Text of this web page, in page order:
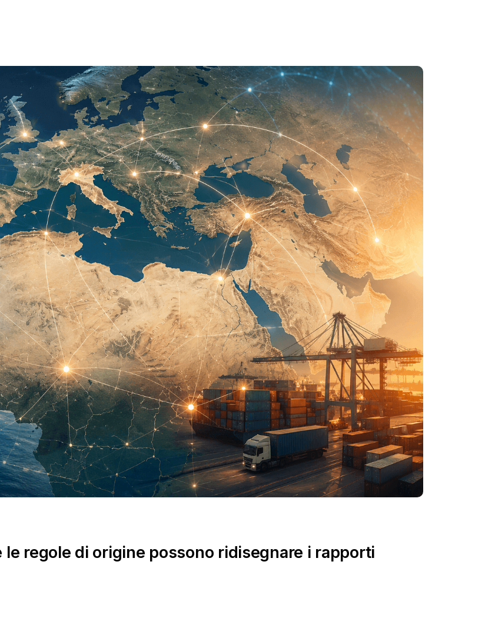
le regole di origine possono ridisegnare i rapporti